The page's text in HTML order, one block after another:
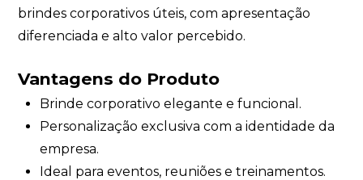
brindes corporativos úteis, com apresentação
diferenciada e alto valor percebido.
Vantagens do Produto
Brinde corporativo elegante e funcional.
Personalização exclusiva com a identidade da
empresa.
Ideal para eventos, reuniões e treinamentos.